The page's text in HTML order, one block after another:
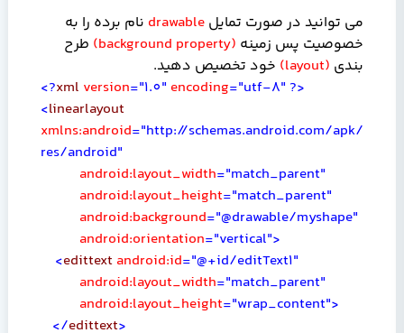
می توانید در صورت تمایل drawable نام برده را به
خصوصیت پس زمینه (
background property
) طرح
بندی (
layout
) خود تخصیص دهید.
<?xml version="1.0" encoding="utf-8" ?>
<linearlayout
xmlns:android="http://schemas.android.com/apk/
res/android"
android:layout_width="match_parent"
android:layout_height="match_parent"
android:background="@drawable/myshape"
android:orientation="vertical">
<edittext android:id="@+id/editText1"
android:layout_width="match_parent"
android:layout_height="wrap_content">
</edittext>